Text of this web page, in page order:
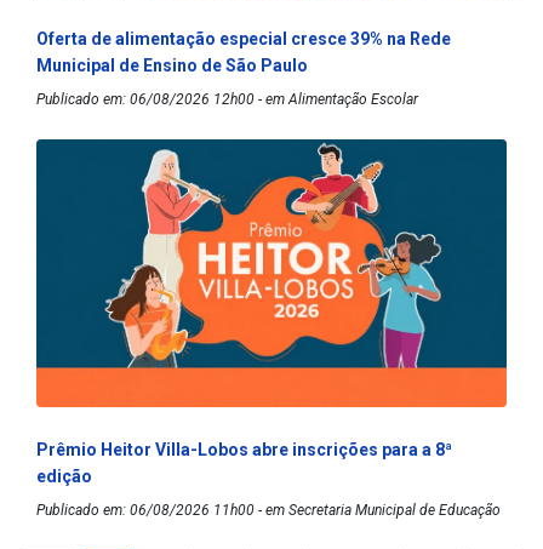
Oferta de alimentação especial cresce 39% na Rede
Municipal de Ensino de São Paulo
Publicado em: 06/08/2026 12h00 - em Alimentação Escolar
Prêmio Heitor Villa-Lobos abre inscrições para a 8ª
edição
Publicado em: 06/08/2026 11h00 - em Secretaria Municipal de Educação